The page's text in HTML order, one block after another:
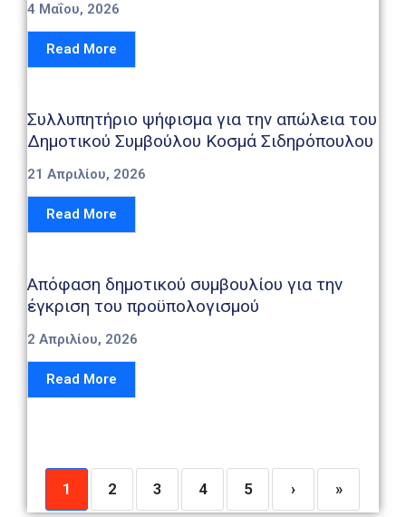
4 Μαΐου, 2026
Read More
Συλλυπητήριο ψήφισμα για την απώλεια του
Δημοτικού Συμβούλου Κοσμά Σιδηρόπουλου
21 Απριλίου, 2026
Read More
Απόφαση δημοτικού συμβουλίου για την
έγκριση του προϋπολογισμού
2 Απριλίου, 2026
Read More
1 2 3 4 5 › »